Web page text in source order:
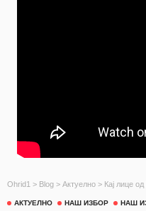
Ohrid1 > Blog > Актуелно > Кај лице
АКТУЕЛНО НАШ ИЗБОР НАШ